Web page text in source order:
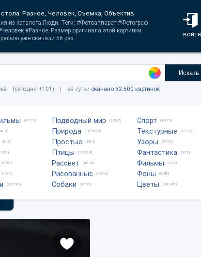
войти
Разное, Человек, Съемка, Объектив
из каталога Люди. Теги: #Фотоаппарат #Фотограф
#Разное. Размер оригинала этой картинки
уже скачали 56 раз.
Искать
(сегодня +101) | за сутки скачано 62.500 картинок
(1177)
(945)
(24590)
Подводный мир (2282)
Природа (105950)
Простые (904)
Птицы (10204)
Рассвет (4538)
Рисованные (4046)
Собаки (8759)
Спорт (1815)
Текстурные (6378)
Узоры (3762)
Фантастика (821)
Фильмы (334)
Фоны (608)
Цветы (28145)